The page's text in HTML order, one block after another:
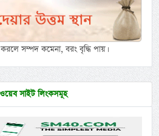
সম্পদ কমেনা, বরং বৃদ্ধি পায়।
সাইট লিংকসমূহ